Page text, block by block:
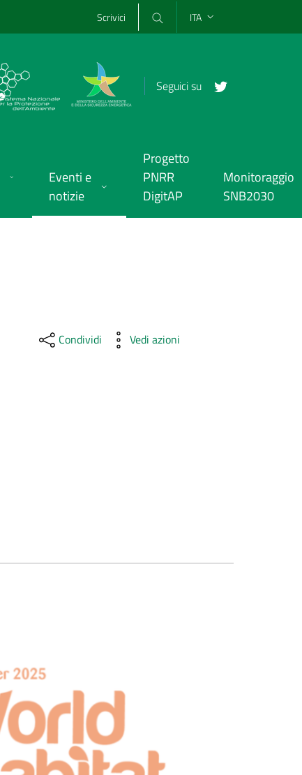
Scrivici ITA
Seguici su
Eventi e
notizie
Progetto
PNRR
DigitAP
Monitoraggio
SNB2030
Condividi Vedi azioni